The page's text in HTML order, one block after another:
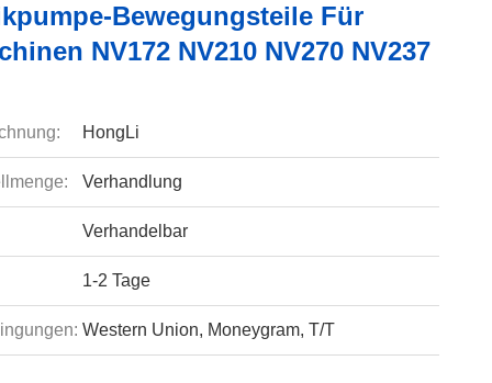
Bewegungsteile Für
NV172 NV210 NV270 NV237
HongLi
Verhandlung
Verhandelbar
1-2 Tage
Western Union, Moneygram, T/T